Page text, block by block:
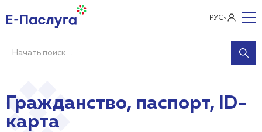
РУС
Гражданство, паспорт, ID-
карта